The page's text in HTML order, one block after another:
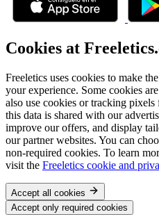
Cookies at
Freeletics uses cookies to make
your experience. Some cookies
also use cookies or tracking
this data is shared with our
improve our offers, and display
our partner websites. You can
non-required cookies. To learn
visit the Freeletics cookie and
Accept all cookies
Accept only required cookies